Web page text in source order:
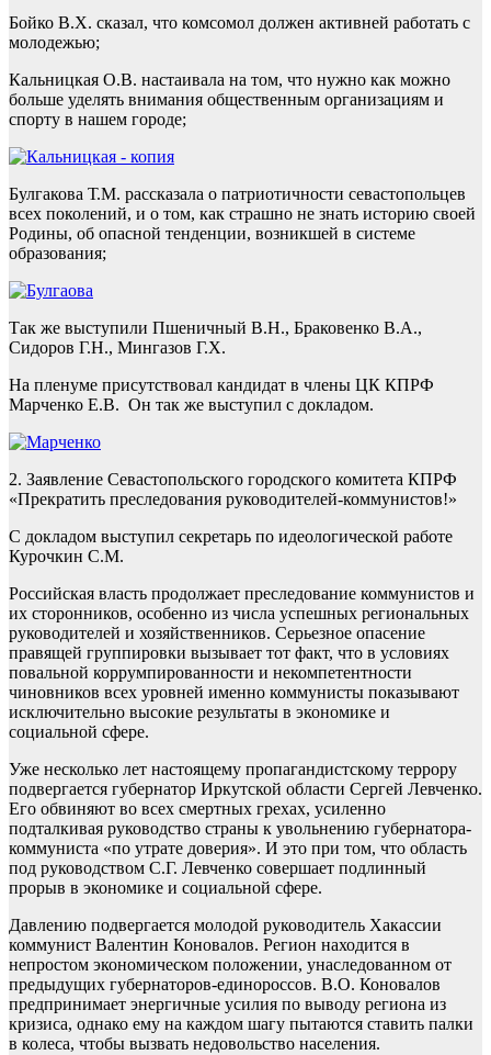
Бойко В.Х. сказал, что комсомол должен активней работать с
молодежью;
Кальницкая О.В. настаивала на том, что нужно как можно
больше уделять внимания общественным организациям и
спорту в нашем городе;
Булгакова Т.М. рассказала о патриотичности севастопольцев
всех поколений, и о том, как страшно не знать историю своей
Родины, об опасной тенденции, возникшей в системе
образования;
Так же выступили Пшеничный В.Н., Браковенко В.А.,
Сидоров Г.Н., Мингазов Г.Х.
На пленуме присутствовал кандидат в члены ЦК КПРФ
Марченко Е.В. Он так же выступил с докладом.
2. Заявление Севастопольского городского комитета КПРФ
«Прекратить преследования руководителей-коммунистов!»
С докладом выступил секретарь по идеологической работе
Курочкин С.М.
Российская власть продолжает преследование коммунистов и
их сторонников, особенно из числа успешных региональных
руководителей и хозяйственников. Серьезное опасение
правящей группировки вызывает тот факт, что в условиях
повальной коррумпированности и некомпетентности
чиновников всех уровней именно коммунисты показывают
исключительно высокие результаты в экономике и
социальной сфере.
Уже несколько лет настоящему пропагандистскому террору
подвергается губернатор Иркутской области Сергей Левченко.
Его обвиняют во всех смертных грехах, усиленно
подталкивая руководство страны к увольнению губернатора-
коммуниста «по утрате доверия». И это при том, что область
под руководством С.Г. Левченко совершает подлинный
прорыв в экономике и социальной сфере.
Давлению подвергается молодой руководитель Хакассии
коммунист Валентин Коновалов. Регион находится в
непростом экономическом положении, унаследованном от
предыдущих губернаторов-единороссов. В.О. Коновалов
предпринимает энергичные усилия по выводу региона из
кризиса, однако ему на каждом шагу пытаются ставить палки
в колеса, чтобы вызвать недовольство населения.